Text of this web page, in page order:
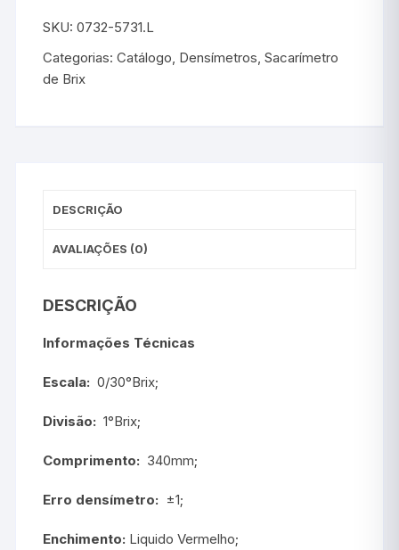
SKU:0732-5731.L
Categorias:Catálogo, Densímetros,Sacarímetro
de Brix
DESCRIÇÃO
AVALIAÇÕES (0)
DESCRIÇÃO
Informações Técnicas
Escala: 0/30°Brix;
Divisão: 1°Brix;
Comprimento: 340mm;
Erro densímetro: ±1;
Enchimento: Liquido Vermelho;